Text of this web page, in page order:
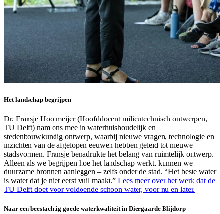
Het landschap begrijpen
Dr. Fransje Hooimeijer (Hoofddocent milieutechnisch ontwerpen,
TU Delft) nam ons mee in waterhuishoudelijk en
stedenbouwkundig ontwerp, waarbij nieuwe vragen, technologie en
inzichten van de afgelopen eeuwen hebben geleid tot nieuwe
stadsvormen. Fransje benadrukte het belang van ruimtelijk ontwerp.
Alleen als we begrijpen hoe het landschap werkt, kunnen we
duurzame bronnen aanleggen – zelfs onder de stad. “Het beste water
is water dat je niet eerst vuil maakt.” Lees meer over het werk dat de
TU Delft doet voor voldoende schoon water, voor nu en later.
Naar een beestachtig goede waterkwaliteit in Diergaarde Blijdorp